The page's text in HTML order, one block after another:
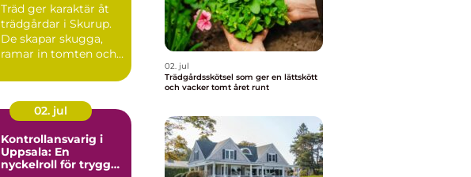
Träd ger karaktär åt
trädgårdar i Skurup.
De skapar skugga,
ramar in tomten och
02. jul
Kontrollansvarig i
Uppsala: En
nyckelroll för trygga
02. jul
Trädgårdsskötsel som ger en lättskött
och vacker tomt året runt